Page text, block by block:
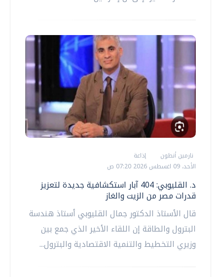
نارمين أنطون
إذاعة
الأحد، 09 اغسطس 2026 07:20 ص
د. القليوبي: 404 آبار استكشافية جديدة لتعزيز
قدرات مصر من الزيت والغاز
قال الأستاذ الدكتور جمال القليوبي أستاذ هندسة
البترول والطاقة إن اللقاء الأخير الذي جمع بين
وزيري التخطيط والتنمية الاقتصادية والبترول...